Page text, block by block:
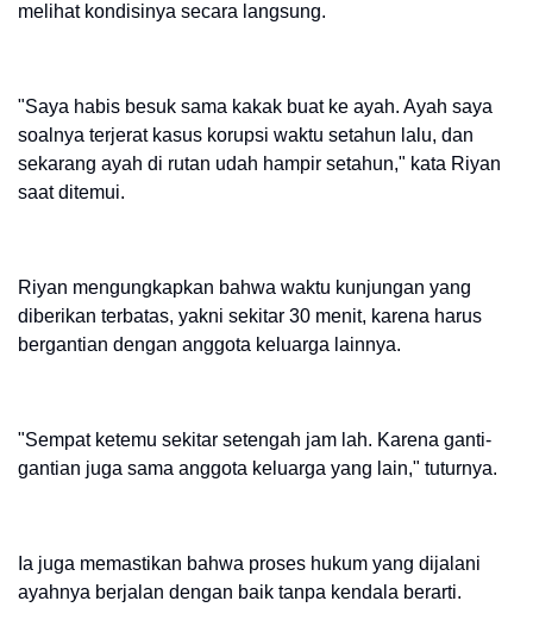
melihat kondisinya secara langsung.
"Saya habis besuk sama kakak buat ke ayah. Ayah saya
soalnya terjerat kasus korupsi waktu setahun lalu, dan
sekarang ayah di rutan udah hampir setahun," kata Riyan
saat ditemui.
Riyan mengungkapkan bahwa waktu kunjungan yang
diberikan terbatas, yakni sekitar 30 menit, karena harus
bergantian dengan anggota keluarga lainnya.
"Sempat ketemu sekitar setengah jam lah. Karena ganti-
gantian juga sama anggota keluarga yang lain," tuturnya.
Ia juga memastikan bahwa proses hukum yang dijalani
ayahnya berjalan dengan baik tanpa kendala berarti.